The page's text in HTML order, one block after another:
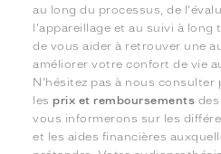
au long du processus, de
l'appareillage et au suivi à
de vous aider à retrouver une
améliorer votre confort de vie
N'hésitez pas à nous consulter
les prix et remboursements
vous informerons sur les
et les aides financières